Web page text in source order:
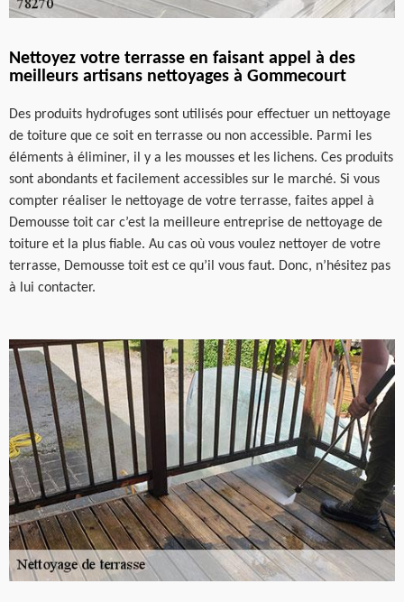
Nettoyez votre terrasse en faisant appel à des
meilleurs artisans nettoyages à Gommecourt
Des produits hydrofuges sont utilisés pour effectuer un nettoyage
de toiture que ce soit en terrasse ou non accessible. Parmi les
éléments à éliminer, il y a les mousses et les lichens. Ces produits
sont abondants et facilement accessibles sur le marché. Si vous
compter réaliser le nettoyage de votre terrasse, faites appel à
Demousse toit car c’est la meilleure entreprise de nettoyage de
toiture et la plus fiable. Au cas où vous voulez nettoyer de votre
terrasse, Demousse toit est ce qu’il vous faut. Donc, n’hésitez pas
à lui contacter.